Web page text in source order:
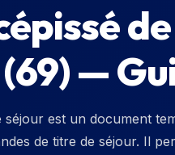
—
séjour est un document
de titre de séjour. Il